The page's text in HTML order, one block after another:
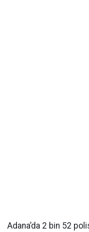
Adana’da 2 bin 52